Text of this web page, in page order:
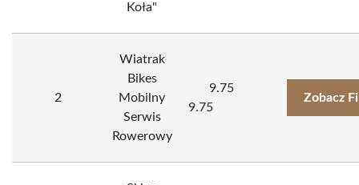
Koła"
2
Wiatrak
Bikes
Mobilny
Serwis
Rowerowy
9.75
9.75
Zobacz